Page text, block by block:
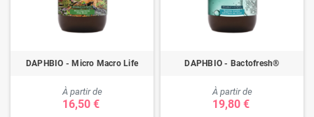
DAPHBIO - Micro Macro Life
À partir de
16,50 €
DAPHBIO - Bactofresh®
À partir de
19,80 €